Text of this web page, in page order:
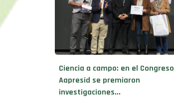
Ciencia a campo: en el Congreso
Aapresid se premiaron
investigaciones...